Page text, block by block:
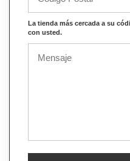
La tienda más cercada a su
con usted.